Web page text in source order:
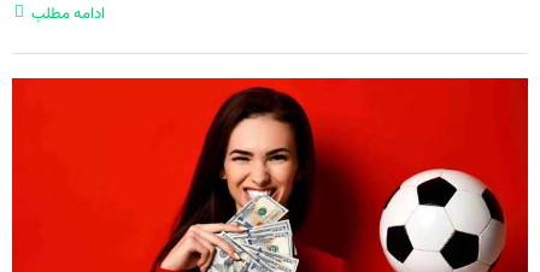
ادامه مطلب